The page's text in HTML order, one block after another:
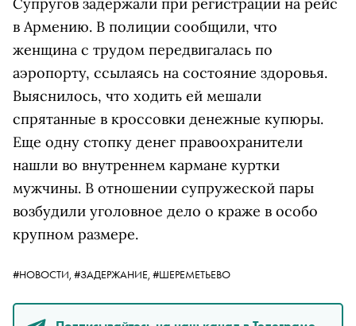
в Армению. В полиции сообщили, что
женщина с трудом передвигалась по
аэропорту, ссылаясь на состояние здоровья.
Выяснилось, что ходить ей мешали
спрятанные в кроссовки денежные купюры.
Еще одну стопку денег правоохранители
нашли во внутреннем кармане куртки
мужчины. В отношении супружеской пары
возбудили уголовное дело о краже в особо
крупном размере.
#НОВОСТИ, #ЗАДЕРЖАНИЕ, #ШЕРЕМЕТЬЕВО